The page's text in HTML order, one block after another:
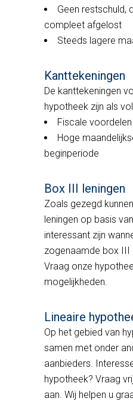
Geen restschuld,
compleet afgelost
Steeds lagere
Kanttekeningen
De kanttekeningen
hypotheek zijn als
Fiscale
Hoge
beginperiode
Box III leningen
Zoals gezegd
leningen op basis
interessant zijn
zogenaamde box III
Vraag onze
mogelijkheden.
Lineaire
Op het gebied van
samen met onder
aanbieders.
hypotheek? Vraag
aan. Wij helpen u